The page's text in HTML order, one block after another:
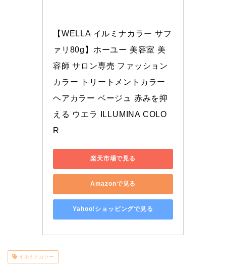
【WELLA イルミナカラー サフ
ァリ80g】ホーユー 美容室 美
容師 サロン専売 ファッション
カラー トリートメントカラー
ヘアカラー ベージュ 赤みを抑
える ウエラ ILLUMINA COLO
R
楽天市場で見る
Amazonで見る
Yahoo!ショッピングで見る
イルミナカラー